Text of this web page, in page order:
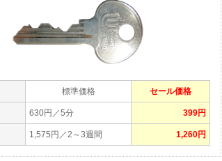
標準価格 セール価格
630円／5分 399円
1,575円／2～3週間 1,260円